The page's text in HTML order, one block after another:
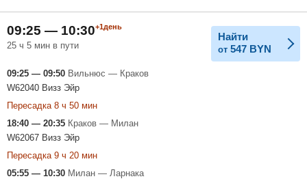
09:25 — 10:30+1день
25 ч 5 мин в пути
Найти
от 547 BYN
09:25 — 09:50 Вильнюс — Краков
W62040 Визз Эйр
Пересадка 8 ч 50 мин
18:40 — 20:35 Краков — Милан
W62067 Визз Эйр
Пересадка 9 ч 20 мин
05:55 — 10:30 Милан — Ларнака